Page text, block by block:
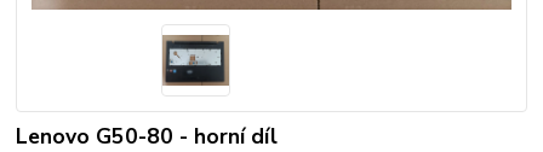
Lenovo G50-80 - horní díl